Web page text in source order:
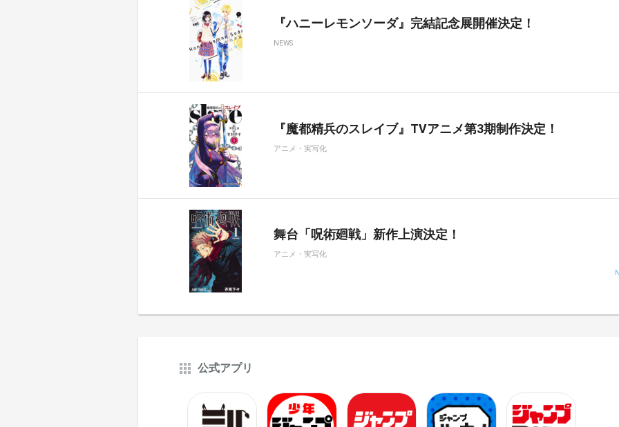
『ハニーレモンソーダ』完結記念展開催決定！
NEWS
『魔都精兵のスレイブ』TVアニメ第3期制作決定！
アニメ・実写化
舞台「呪術廻戦」新作上演決定！
アニメ・実写化
公式アプリ